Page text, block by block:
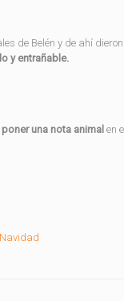
de Belén y de ahí
y entrañable.
poner una nota animal en